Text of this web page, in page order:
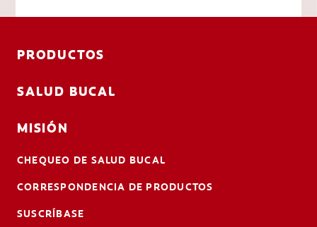
PRODUCTOS
SALUD BUCAL
MISIÓN
CHEQUEO DE SALUD BUCAL
CORRESPONDENCIA DE PRODUCTOS
SUSCRÍBASE